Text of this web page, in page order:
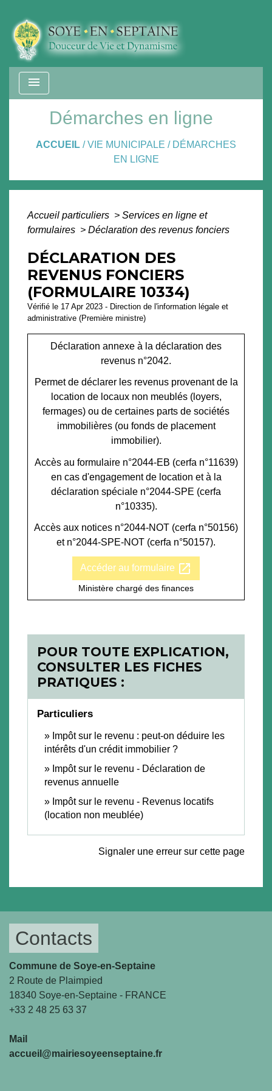
menu
Démarches en ligne
ACCUEIL /VIE MUNICIPALE / DÉMARCHES
EN LIGNE
Accueil particuliers > Services en ligne et
formulaires > Déclaration des revenus fonciers
DÉCLARATION DES
REVENUS FONCIERS
(FORMULAIRE 10334)
Vérifié le 17 Apr 2023 - Direction de l'information légale et
administrative (Première ministre)
Déclaration annexe à la déclaration des
revenus n°2042.
Permet de déclarer les revenus provenant de la
location de locaux non meublés (loyers,
fermages) ou de certaines parts de sociétés
immobilières (ou fonds de placement
immobilier).
Accès au formulaire n°2044-EB (cerfa n°11639)
en cas d'engagement de location et à la
déclaration spéciale n°2044-SPE (cerfa
n°10335).
Accès aux notices n°2044-NOT (cerfa n°50156)
et n°2044-SPE-NOT (cerfa n°50157).
Accéder au formulaire open_in_new
Ministère chargé des finances
POUR TOUTE EXPLICATION,
CONSULTER LES FICHES
PRATIQUES :
Particuliers
Impôt sur le revenu : peut-on déduire les
intérêts d'un crédit immobilier ?
Impôt sur le revenu - Déclaration de
revenus annuelle
Impôt sur le revenu - Revenus locatifs
(location non meublée)
Signaler une erreur sur cette page
Contacts
Commune de Soye-en-Septaine
2 Route de Plaimpied
18340 Soye-en-Septaine - FRANCE
+33 2 48 25 63 37
Mail
accueil@mairiesoyeenseptaine.fr